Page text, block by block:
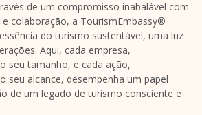
de um compromisso inabalável com
colaboração, a TourismEmbassy®
do turismo sustentável, uma luz
Aqui, cada empresa,
seu tamanho, e cada ação,
seu alcance, desempenha um papel
de um legado de turismo consciente e